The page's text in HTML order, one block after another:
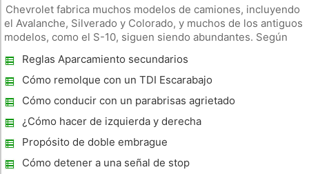
Chevrolet fabrica muchos modelos de camiones, incluyendo
el Avalanche, Silverado y Colorado, y muchos de los antiguos
modelos, como el S-10, siguen siendo abundantes. Según
14 millas por galón en ciudad y 19 a 23 en la carretera en
función de
Reglas Aparcamiento secundarios
alternativos en Nueva York
Cómo remolque con un TDI Escarabajo
Cómo conducir con un parabrisas agrietado
o roto
¿Cómo hacer de izquierda y derecha
Señales de mano mientras se conduce
Propósito de doble embrague
Cómo detener a una señal de stop